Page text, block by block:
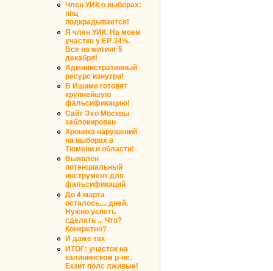
Член УИК о выборах:
ппц
подкрадывается!
Я член УИК. На моем
участке у ЕР 34%.
Все на митинг 5
декабря!
Административный
ресурс изнутри!
В Ишиме готовят
крупнейшую
фальсификацию!
Сайт Эхо Москвы
заблокирован
Хроника нарушений
на выборах в
Тюмени и области!
Выявлен
потенциальный
инструмент для
фальсификаций
До 4 марта
осталось.... дней.
Нужно успеть
сделать ... Что?
Конкретно?
И даже так
ИТОГ: участок на
калининском р-не.
Екзит полс лживые!